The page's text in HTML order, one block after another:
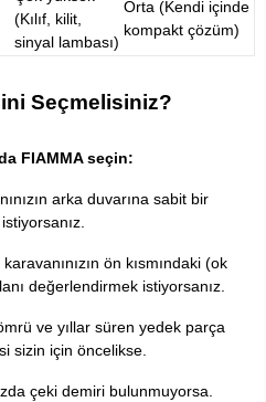
(Kılıf, kilit,
sinyal lambası)
Orta (Kendi içinde
kompakt çözüm)
Seçmelisiniz?
FIAMMA seçin:
arka duvarına sabit bir
ön kısmındaki (ok
değerlendirmek istiyorsanız.
ve yıllar süren yedek parça
sizin için öncelikse.
çeki demiri bulunmuyorsa.